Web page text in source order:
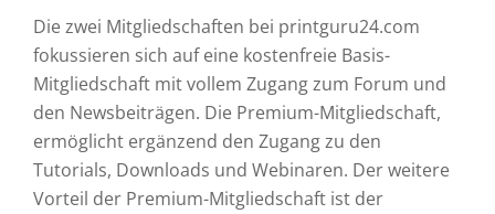
Die zwei Mitgliedschaften bei printguru24.com
fokussieren sich auf eine kostenfreie Basis-
Mitgliedschaft mit vollem Zugang zum Forum und
den Newsbeiträgen. Die Premium-Mitgliedschaft,
ermöglicht ergänzend den Zugang zu den
Tutorials, Downloads und Webinaren. Der weitere
Vorteil der Premium-Mitgliedschaft ist der